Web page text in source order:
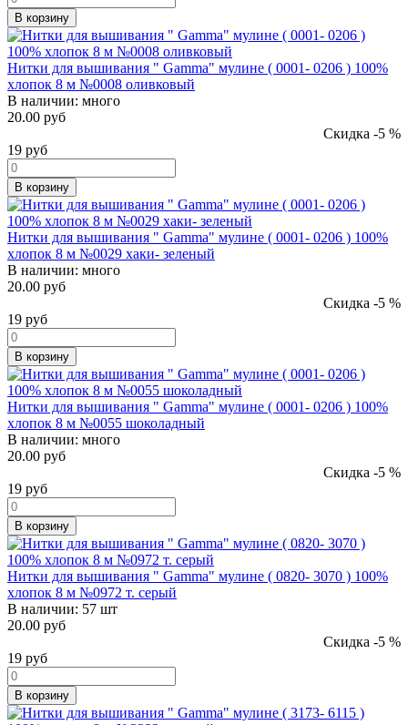
В корзину
Нитки для вышивания " Gamma" мулине ( 0001- 0206 ) 100%
хлопок 8 м №0008 оливковый
В наличии: много
20.00 руб
Скидка -5 %
19 руб
В корзину
Нитки для вышивания " Gamma" мулине ( 0001- 0206 ) 100%
хлопок 8 м №0029 хаки- зеленый
В наличии: много
20.00 руб
Скидка -5 %
19 руб
В корзину
Нитки для вышивания " Gamma" мулине ( 0001- 0206 ) 100%
хлопок 8 м №0055 шоколадный
В наличии: много
20.00 руб
Скидка -5 %
19 руб
В корзину
Нитки для вышивания " Gamma" мулине ( 0820- 3070 ) 100%
хлопок 8 м №0972 т. серый
В наличии: 57 шт
20.00 руб
Скидка -5 %
19 руб
В корзину